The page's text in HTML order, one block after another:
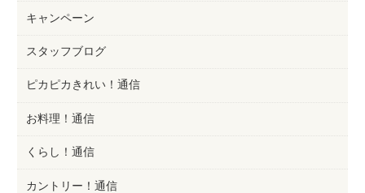
キャンペーン
スタッフブログ
ピカピカきれい！通信
お料理！通信
くらし！通信
カントリー！通信